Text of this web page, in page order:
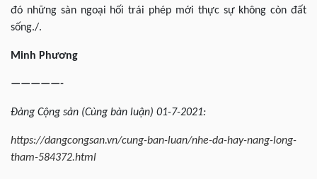
đó những sàn ngoại hối trái phép mới thực sự không còn đất
sống./.
Minh Phương
—————-
Đảng Cộng sản (Cùng bàn luận) 01-7-2021:
https://dangcongsan.vn/cung-ban-luan/nhe-da-hay-nang-long-
tham-584372.html